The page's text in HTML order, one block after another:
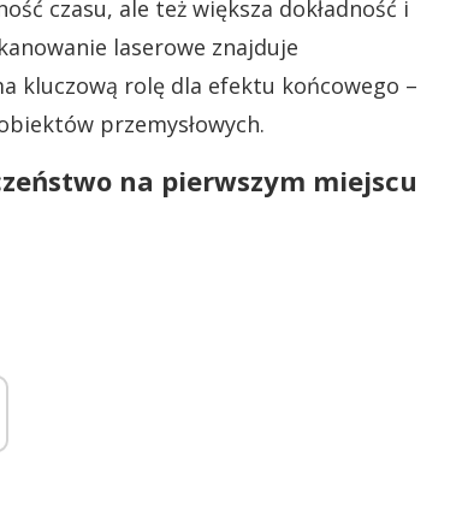
czasu, ale też większa dokładność i
laserowe znajduje
kluczową rolę dla efektu końcowego –
przemysłowych.
na pierwszym miejscu